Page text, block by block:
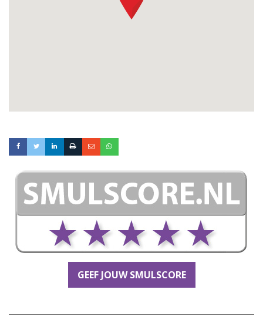
GEEF JOUW SMULSCORE